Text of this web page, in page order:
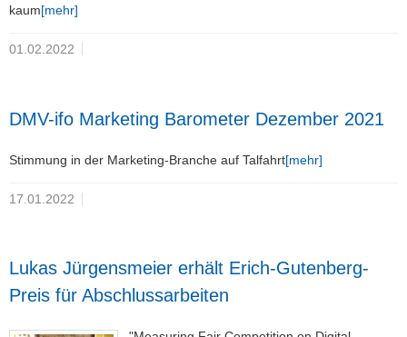
kaum[mehr]
01.02.2022
DMV-ifo Marketing Barometer Dezember 2021
Stimmung in der Marketing-Branche auf Talfahrt[mehr]
17.01.2022
Lukas Jürgensmeier erhält Erich-Gutenberg-
Preis für Abschlussarbeiten